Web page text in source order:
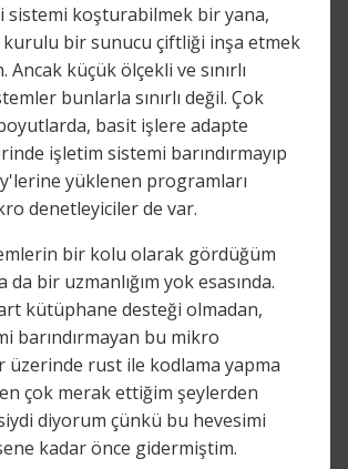
sistemi koşturabilmek bir yana,
kurulu bir sunucu çiftliği inşa etmek
küçük ölçekli ve sınırlı
bunlarla sınırlı değil. Çok
basit işlere adapte
işletim sistemi barındırmayıp
yüklenen programları
denetleyiciler de var.
bir kolu olarak gördüğüm
bir uzmanlığım yok esasında.
kütüphane desteği olmadan,
barındırmayan bu mikro
üzerinde rust ile kodlama yapma
çok merak ettiğim şeylerden
diyorum çünkü bu hevesimi
kadar önce gidermiştim.